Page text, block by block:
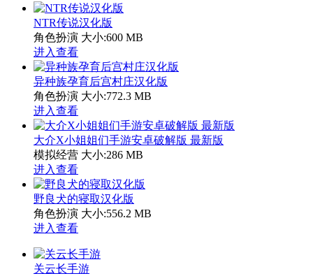
NTR传说汉化版
角色扮演 大小:600 MB
进入查看
异种族孕育后宫村庄汉化版
角色扮演 大小:772.3 MB
进入查看
大介X小姐姐们手游安卓破解版 最新版
模拟经营 大小:286 MB
进入查看
野良犬的寝取汉化版
角色扮演 大小:556.2 MB
进入查看
关云长手游